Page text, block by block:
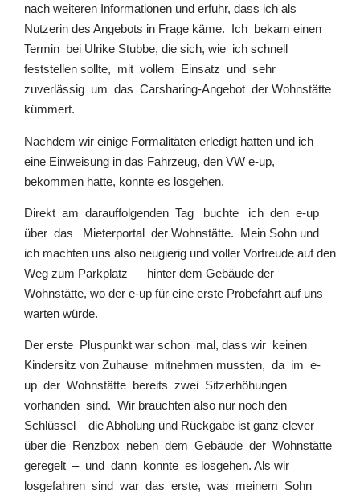
nach weiteren Informationen und erfuhr, dass ich als
Nutzerin des Angebots in Frage käme. Ich bekam einen
Termin bei Ulrike Stubbe, die sich, wie ich schnell
feststellen sollte, mit vollem Einsatz und sehr
zuverlässig um das Carsharing-Angebot der Wohnstätte
kümmert.
Nachdem wir einige Formalitäten erledigt hatten und ich
eine Einweisung in das Fahrzeug, den VW e-up,
bekommen hatte, konnte es losgehen.
Direkt am darauffolgenden Tag buchte ich den e-up
über das Mieterportal der Wohnstätte. Mein Sohn und
ich machten uns also neugierig und voller Vorfreude auf den
Weg zum Parkplatz hinter dem Gebäude der
Wohnstätte, wo der e-up für eine erste Probefahrt auf uns
warten würde.
Der erste Pluspunkt war schon mal, dass wir keinen
Kindersitz von Zuhause mitnehmen mussten, da im e-
up der Wohnstätte bereits zwei Sitzerhöhungen
vorhanden sind. Wir brauchten also nur noch den
Schlüssel – die Abholung und Rückgabe ist ganz clever
über die Renzbox neben dem Gebäude der Wohnstätte
geregelt – und dann konnte es losgehen. Als wir
losgefahren sind war das erste, was meinem Sohn